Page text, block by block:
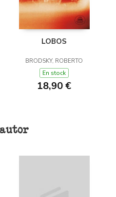
LOBOS
BRODSKY, ROBERTO
En stock
18,90 €